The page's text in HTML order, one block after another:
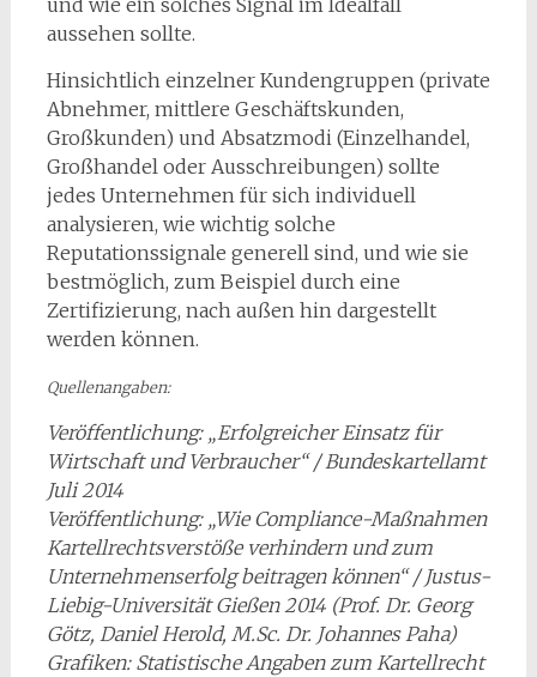
aussehen sollte.
Hinsichtlich einzelner Kundengruppen (private
Abnehmer, mittlere Geschäftskunden,
Großkunden) und Absatzmodi (Einzelhandel,
Großhandel oder Ausschreibungen) sollte
jedes Unternehmen für sich individuell
analysieren, wie wichtig solche
Reputationssignale generell sind, und wie sie
bestmöglich, zum Beispiel durch eine
Zertifizierung, nach außen hin dargestellt
werden können.
Quellenangaben:
Veröffentlichung: „Erfolgreicher Einsatz für
Wirtschaft und Verbraucher“ / Bundeskartellamt
Juli 2014
Veröffentlichung: „Wie Compliance-Maßnahmen
Kartellrechtsverstöße verhindern und zum
Unternehmenserfolg beitragen können“ / Justus-
Liebig-Universität Gießen 2014 (Prof. Dr. Georg
Götz, Daniel Herold, M.Sc. Dr. Johannes Paha)
Grafiken: Statistische Angaben zum Kartellrecht